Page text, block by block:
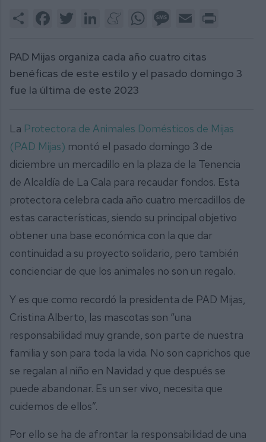
Share FacebookTwitter LinkedInMeneameWhatsAppMessage
Email
PAD Mijas organiza cada año cuatro citas
benéficas de este estilo y el pasado domingo 3
fue la última de este 2023
La Protectora de Animales Domésticos de Mijas
(PAD Mijas) montó el pasado domingo 3 de
diciembre un mercadillo en la plaza de la Tenencia
de Alcaldía de La Cala para recaudar fondos. Esta
protectora celebra cada año cuatro mercadillos de
estas características, siendo su principal objetivo
obtener una base económica con la que dar
continuidad a su proyecto solidario, pero también
concienciar de que los animales no son un regalo.
Y es que como recordó la presidenta de PAD Mijas,
Cristina Alberto, las mascotas son “una
responsabilidad muy grande, son parte de nuestra
familia y son para toda la vida. No son caprichos que
se regalan al niño en Navidad y que después se
puede abandonar. Es un ser vivo, necesita que
cuidemos de ellos”.
Por ello se ha de afrontar la responsabilidad de una